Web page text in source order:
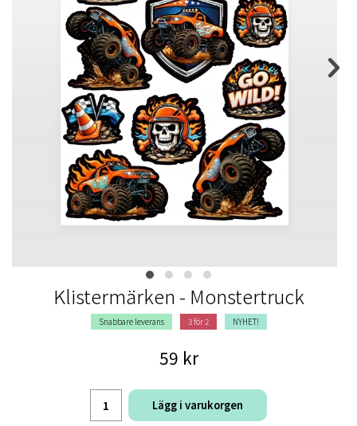
Klistermärken - Monstertruck
Snabbare leverans 3 för 2 NYHET!
59 kr
Lägg i varukorgen